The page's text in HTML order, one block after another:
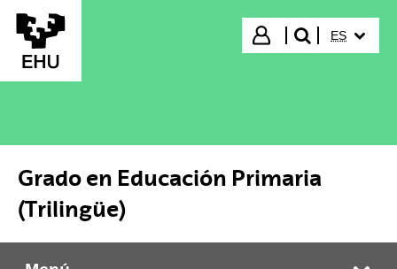
Saltar al contenido principal
Iniciar sesión
buscar"
ES
Grado en Educación Primaria
(Trilingüe)